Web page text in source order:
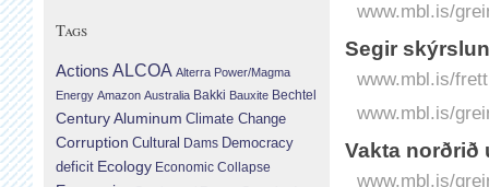
www.mbl.is/
Segir
www.mbl.is/
www.mbl.is/
Vakta norðrið
www.mbl.is/
Tags
Actions ALCOA Alterra Power/Magma
Energy Amazon Australia Bakki Bauxite Bechtel
Century Aluminum Climate Change
Corruption Cultural Dams Democracy
deficit Ecology Economic Collapse